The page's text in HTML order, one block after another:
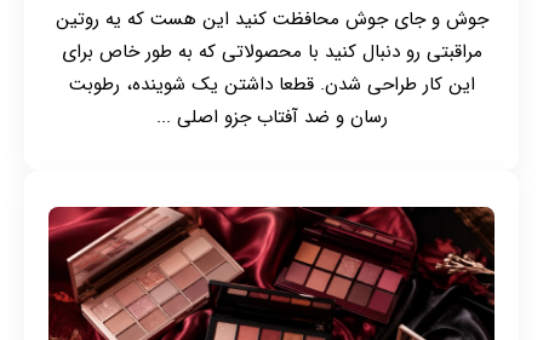
جوش و جای جوش محافظت کنید این هست که یه روتین
مراقبتی رو دنبال کنید با محصولاتی که به طور خاص برای
این کار طراحی شدن. قطعا داشتن یک شوینده، رطوبت
رسان و ضد آفتاب جزو اصلی ...